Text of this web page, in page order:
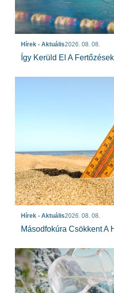
Hírek - Aktuális2026. 08. 08.
Így Kerüld El A
Hírek - Aktuális2026. 08. 08.
Másodfokúra Csökkent A